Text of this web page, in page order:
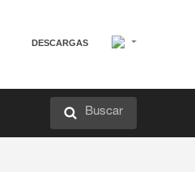
DESCARGAS
Buscar